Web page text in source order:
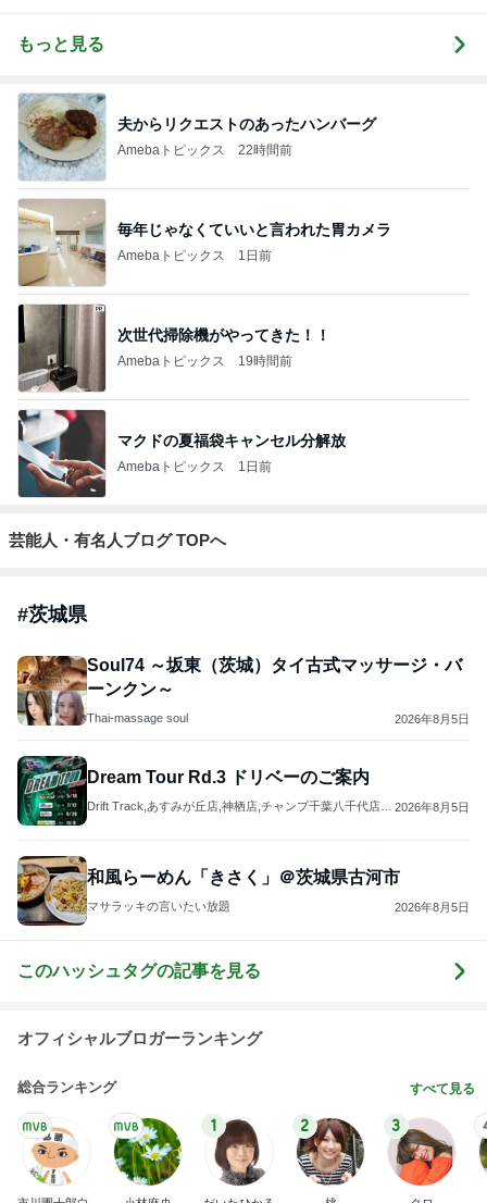
もっと見る
夫からリクエストのあったハンバーグ
Amebaトピックス 22時間前
毎年じゃなくていいと言われた胃カメラ
Amebaトピックス 1日前
次世代掃除機がやってきた！！
Amebaトピックス 19時間前
マクドの夏福袋キャンセル分解放
Amebaトピックス 1日前
芸能人・有名人ブログ TOPへ
#茨城県
Soul74 ～坂東（茨城）タイ古式マッサージ・バ
ーンクン～
Thai-massage soul 2026年8月5日
Dream Tour Rd.3 ドリベーのご案内
Drift Track,あすみが丘店,神栖店,チャンプ千葉八千代店イ
2026年8月5日
和風らーめん「きさく」＠茨城県古河市
マサラッキの言いたい放題 2026年8月5日
このハッシュタグの記事を見る
オフィシャルブロガーランキング
総合ランキング すべて見る
1 2 3